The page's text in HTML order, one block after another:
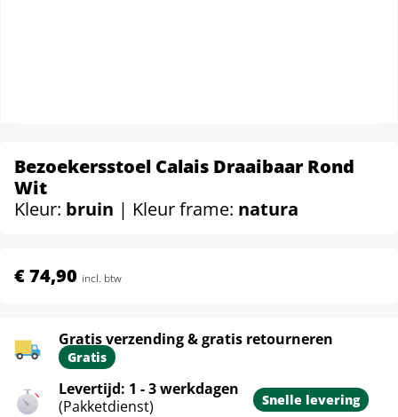
Bezoekersstoel Calais Draaibaar Rond
Wit
Kleur: bruin | Kleur frame: natura
€ 74,90 incl. btw
Gratis verzending & gratis retourneren
Gratis
Levertijd: 1 - 3 werkdagen
(Pakketdienst)
Snelle levering